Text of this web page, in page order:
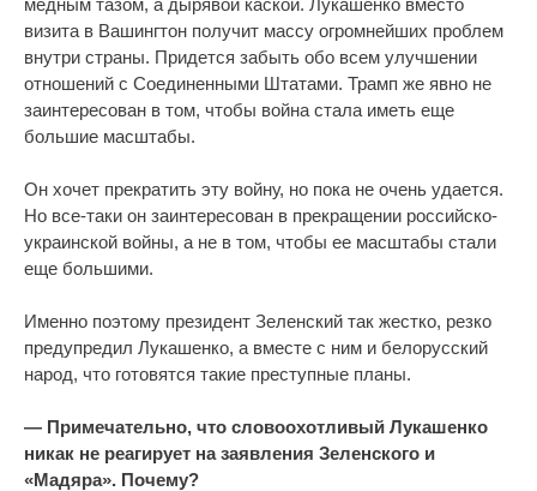
медным тазом, а дырявой каской. Лукашенко вместо
визита в Вашингтон получит массу огромнейших проблем
внутри страны. Придется забыть обо всем улучшении
отношений с Соединенными Штатами. Трамп же явно не
заинтересован в том, чтобы война стала иметь еще
большие масштабы.
Он хочет прекратить эту войну, но пока не очень удается.
Но все-таки он заинтересован в прекращении российско-
украинской войны, а не в том, чтобы ее масштабы стали
еще большими.
Именно поэтому президент Зеленский так жестко, резко
предупредил Лукашенко, а вместе с ним и белорусский
народ, что готовятся такие преступные планы.
— Примечательно, что словоохотливый Лукашенко
никак не реагирует на заявления Зеленского и
«Мадяра». Почему?